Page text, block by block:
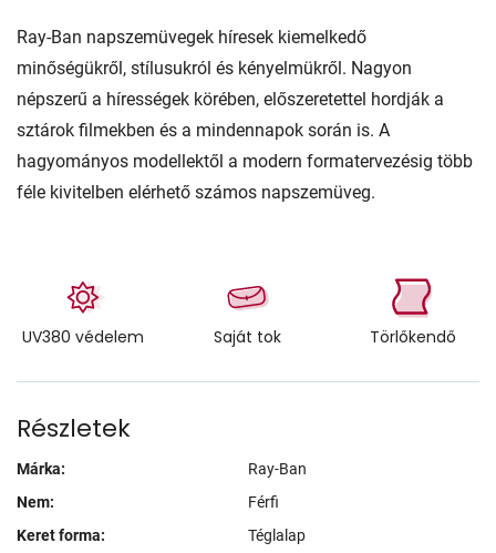
Ray-Ban napszemüvegek híresek kiemelkedő
minőségükről, stílusukról és kényelmükről. Nagyon
népszerű a hírességek körében, előszeretettel hordják a
sztárok filmekben és a mindennapok során is. A
hagyományos modellektől a modern formatervezésig több
féle kivitelben elérhető számos napszemüveg.
UV380 védelem Saját tok Törlőkendő
Részletek
Márka:
Ray-Ban
Nem:
Férfi
Keret forma:
Téglalap